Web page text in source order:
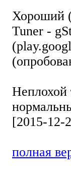
Хороший
Tuner -
[2015-12-
полная